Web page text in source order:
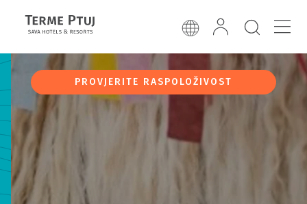
PROVJERITE RASPOLOŽIVOST